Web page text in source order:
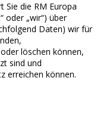
Sie die RM Europa
oder „wir“) über
Daten) wir für
löschen können,
sind und
erreichen können.